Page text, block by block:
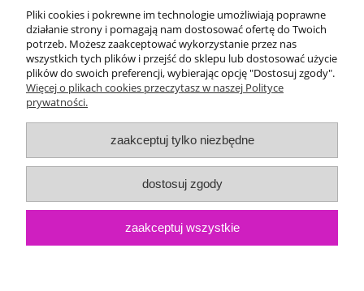
Moje konto
Gwarancja i zwroty
O firmie
Pliki cookies i pokrewne im technologie umożliwiają poprawne
działanie strony i pomagają nam dostosować ofertę do Twoich
potrzeb. Możesz zaakceptować wykorzystanie przez nas
wszystkich tych plików i przejść do sklepu lub dostosować użycie
plików do swoich preferencji, wybierając opcję "Dostosuj zgody".
Więcej o plikach cookies przeczytasz w naszej Polityce
prywatności.
zaakceptuj tylko niezbędne
dostosuj zgody
zaakceptuj wszystkie